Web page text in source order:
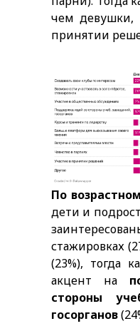
чем девушки,
принятии
По
дети и
стажировках
(23%), тогда
акцент на
стороны
госорганов